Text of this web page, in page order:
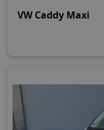
VW Caddy Maxi